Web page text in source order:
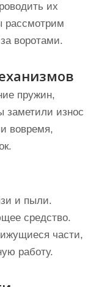
их
рассмотрим
воротами.
пружин,
заметили износ
вовремя,
и пыли.
средство.
части,
работу.